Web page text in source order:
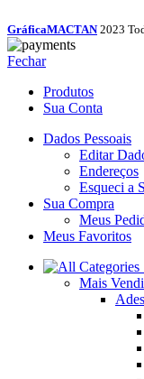
GráficaMACTAN 2023
Fechar
Produtos
Sua Conta
Dados Pessoais
Editar
Endereços
Esqueci a
Sua Compra
Meus
Meus Favoritos
Mais